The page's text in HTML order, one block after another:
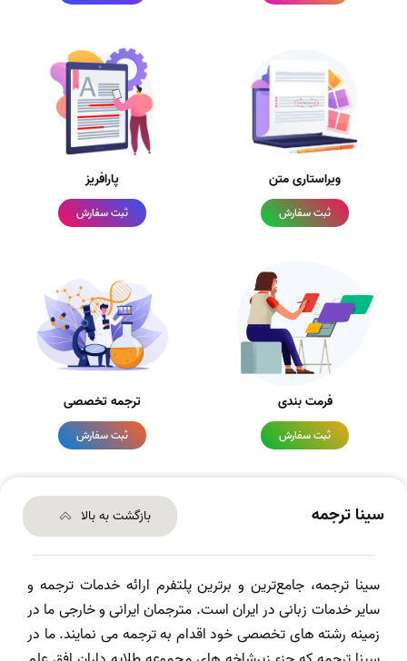
ویراستاری متن
ثبت سفارش
پارافریز
ثبت سفارش
فرمت بندی
ثبت سفارش
ترجمه تخصصی
ثبت سفارش
سینا ترجمه بازگشت به بالا
سینا ترجمه، جامع‌ترین و برترین پلتفرم ارائه خدمات ترجمه و
سایر خدمات زبانی در ایران است. مترجمان ایرانی و خارجی ما در
زمینه رشته های تخصصی خود اقدام به ترجمه می نمایند. ما در